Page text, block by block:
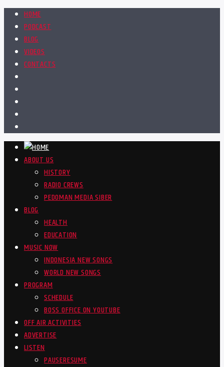
HOME
PODCAST
BLOG
VIDEOS
CONTACTS
ABOUT US
HISTORY
RADIO CREWS
PEDOMAN MEDIA SIBER
BLOG
HEALTH
EDUCATION
MUSIC NOW
INDONESIA NEW SONGS
WORLD NEW SONGS
PROGRAM
SCHEDULE
BOSS OFFICE ON YOUTUBE
OFF AIR ACTIVITIES
ADVERTISE
LISTEN
PAUSERESUME